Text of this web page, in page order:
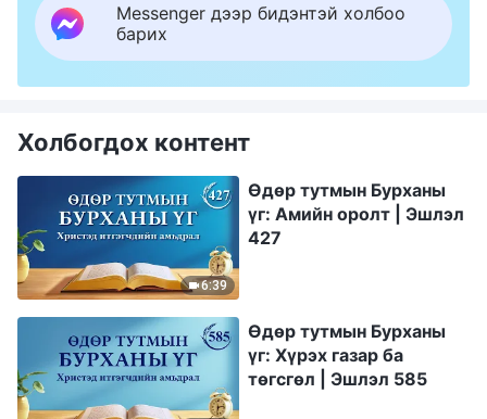
Messenger дээр бидэнтэй холбоо
барих
Холбогдох контент
6:39
Өдөр тутмын Бурханы
үг: Амийн оролт | Эшлэл
427
Өдөр тутмын Бурханы
үг: Хүрэх газар ба
төгсгөл | Эшлэл 585